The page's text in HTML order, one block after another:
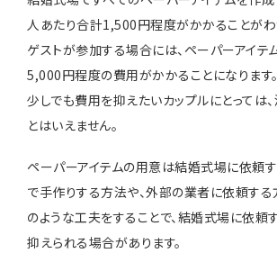
人あたり合計1,500円程度がかかることがわ
ゲストが参加する場合には、ペーパーアイ
5,000円程度の費用がかかることになります。
少しでも費用を抑えたいカップルにとっては
とはいえません。
ペーパーアイテムの用意は結婚式場に依頼
で手作りする方法や、外部の業者に依頼する
のような工夫をすることで、結婚式場に依頼
抑えられる場合があります。